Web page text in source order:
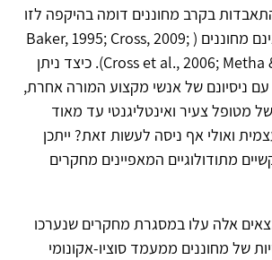
בקרב מחוננים דומה בהיקפה לזו
שבקרב בני גילם שאינם מחוננים ( Baker, 1995; Cross, 2009;
Cross et al., 2006; Metha & McWhirter, 1997). כיצד ניתן
ניסיונם של אנשי מקצוע המורה אחרת,
מטופל צעיר ואינטליגנטי עד מאוד
ואולי אף ניסה לעשות זאת? ייתכן
מתודולוגיים המאפיינים מחקרים
אלה עלו במסגרת מחקרים שנערכו
של מחוננים ממעמד סוציו-אקונומי